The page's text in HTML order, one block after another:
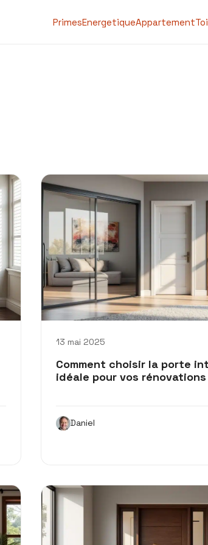
PrimesEnergetiqueAppartement
13 mai 2025
Comment choisir la porte
idéale pour vos
Daniel